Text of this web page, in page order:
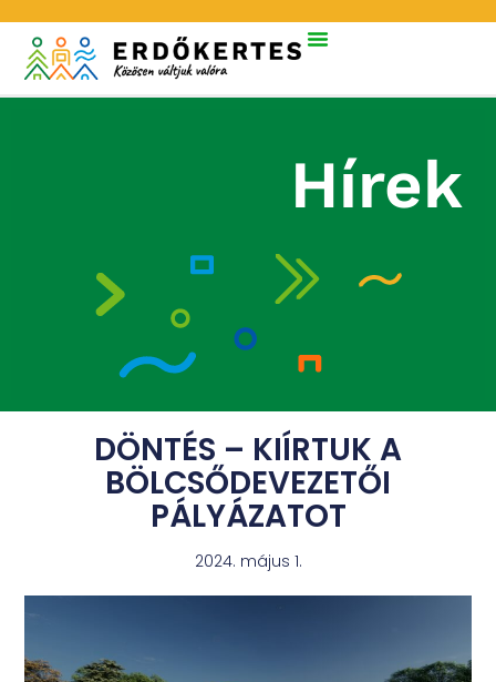
Hírek
DÖNTÉS – KIÍRTUK A
BÖLCSŐDEVEZETŐI
PÁLYÁZATOT
2024. május 1.